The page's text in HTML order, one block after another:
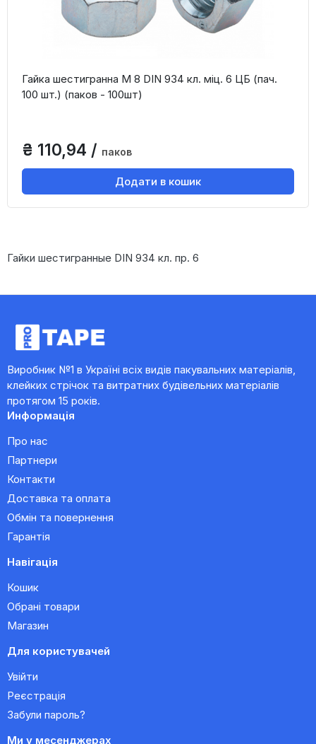
Гайка шестигранна М 8 DIN 934 кл. міц. 6 ЦБ (пач.
100 шт.) (паков - 100шт)
₴ 110,94 / паков
Додати в кошик
Гайки шестигранные DIN 934 кл. пр. 6
Виробник №1 в Україні всіх видів пакувальних матеріалів,
клейких стрічок та витратних будівельних матеріалів
протягом 15 років.
Информація
Про нас
Партнери
Контакти
Доставка та оплата
Обмін та повернення
Гарантія
Навігація
Кошик
Обрані товари
Магазин
Для користувачей
Увійти
Реєстрація
Забули пароль?
Ми у месенджерах